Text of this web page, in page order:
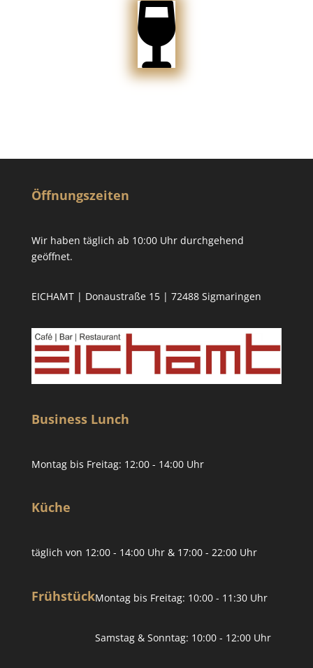

Öffnungszeiten
Wir haben täglich ab 10:00 Uhr durchgehend
geöffnet.
EICHAMT | Donaustraße 15 | 72488 Sigmaringen
Business Lunch
Montag bis Freitag: 12:00 - 14:00 Uhr
Küche
täglich von 12:00 - 14:00 Uhr & 17:00 - 22:00 Uhr
FrühstückMontag bis Freitag: 10:00 - 11:30 Uhr
Samstag & Sonntag: 10:00 - 12:00 Uhr